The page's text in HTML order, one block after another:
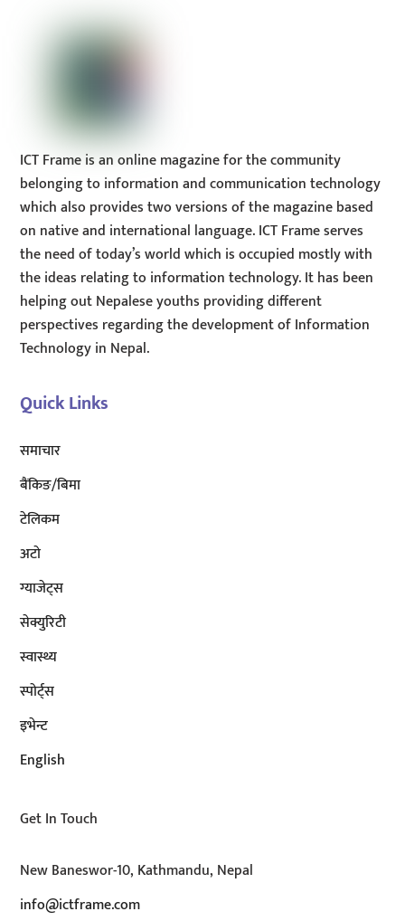
ICT Frame is an online magazine for the community
belonging to information and communication technology
which also provides two versions of the magazine based
on native and international language. ICT Frame serves
the need of today’s world which is occupied mostly with
the ideas relating to information technology. It has been
helping out Nepalese youths providing different
perspectives regarding the development of Information
Technology in Nepal.
Quick Links
समाचार
बैंकिङ/बिमा
टेलिकम
अटाे
ग्याजेट्स
सेक्युरिटी
स्वास्थ्य
स्पोर्ट्स
इभेन्ट
English
Get In Touch
New Baneswor-10, Kathmandu, Nepal
info@ictframe.com